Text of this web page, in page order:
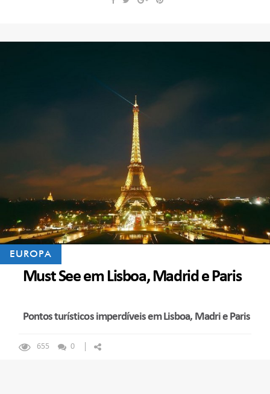
EUROPA
Must See em Lisboa, Madrid e Paris
Pontos turísticos imperdíveis em Lisboa, Madri e Paris
655 0